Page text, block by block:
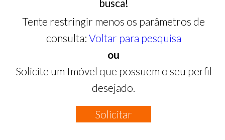
busca!
Tente restringir menos os parâmetros de
consulta: Voltar para pesquisa
ou
Solicite um Imóvel que possuem o seu perfil
desejado.
Solicitar